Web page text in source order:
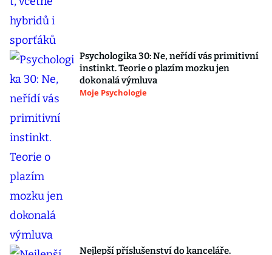
Psychologika 30: Ne, neřídí vás primitivní
instinkt. Teorie o plazím mozku jen
dokonalá výmluva
Moje Psychologie
Nejlepší příslušenství do kanceláře.